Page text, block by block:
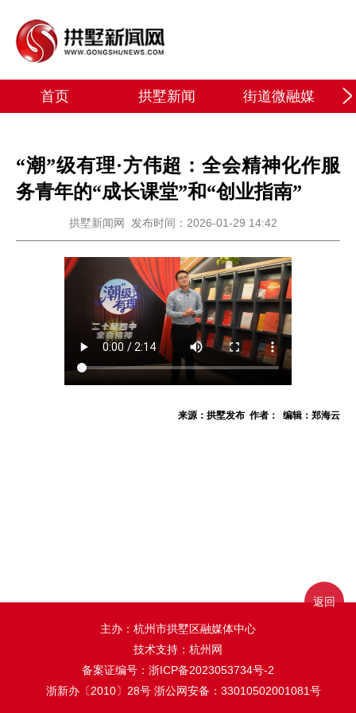
首页 拱墅新闻 街道微融媒
“潮”级有理·方伟超：全会精神化作服
务青年的“成长课堂”和“创业指南”
拱墅新闻网 发布时间：2026-01-29 14:42
来源：拱墅发布 作者： 编辑：郑海云
主办：杭州市拱墅区融媒体中心
技术支持：杭州网
备案证编号： 浙ICP备2023053734号-2
浙新办〔2010〕28号 浙公网安备：33010502001081号
返回